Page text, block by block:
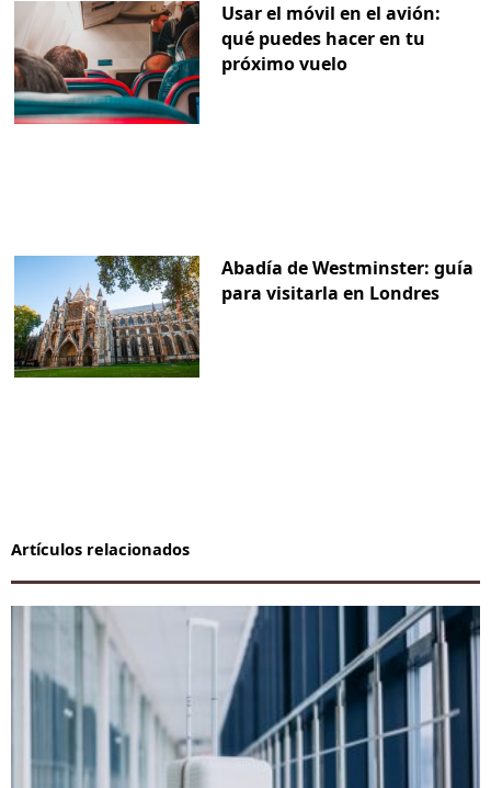
Usar el móvil en el avión:
qué puedes hacer en tu
próximo vuelo
Abadía de Westminster: guía
para visitarla en Londres
Artículos relacionados